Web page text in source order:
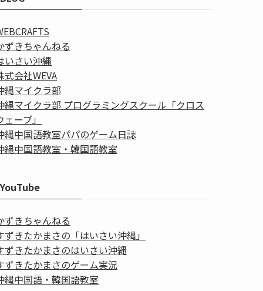
ずきちゃんねる
いさい沖縄
式会社WEVA
縄マイクラ部
縄マイクラ部 プログラミングスクール「クロス
ェーブ」
縄中国語教室パパのゲーム日誌
縄中国語教室・韓国語教室
YouTube
ずきちゃんねる
ずきたかまさの「はいさい沖縄」
ずきたかまさのはいさい沖縄
ずきたかまさのゲーム実況
縄中国語・韓国語教室